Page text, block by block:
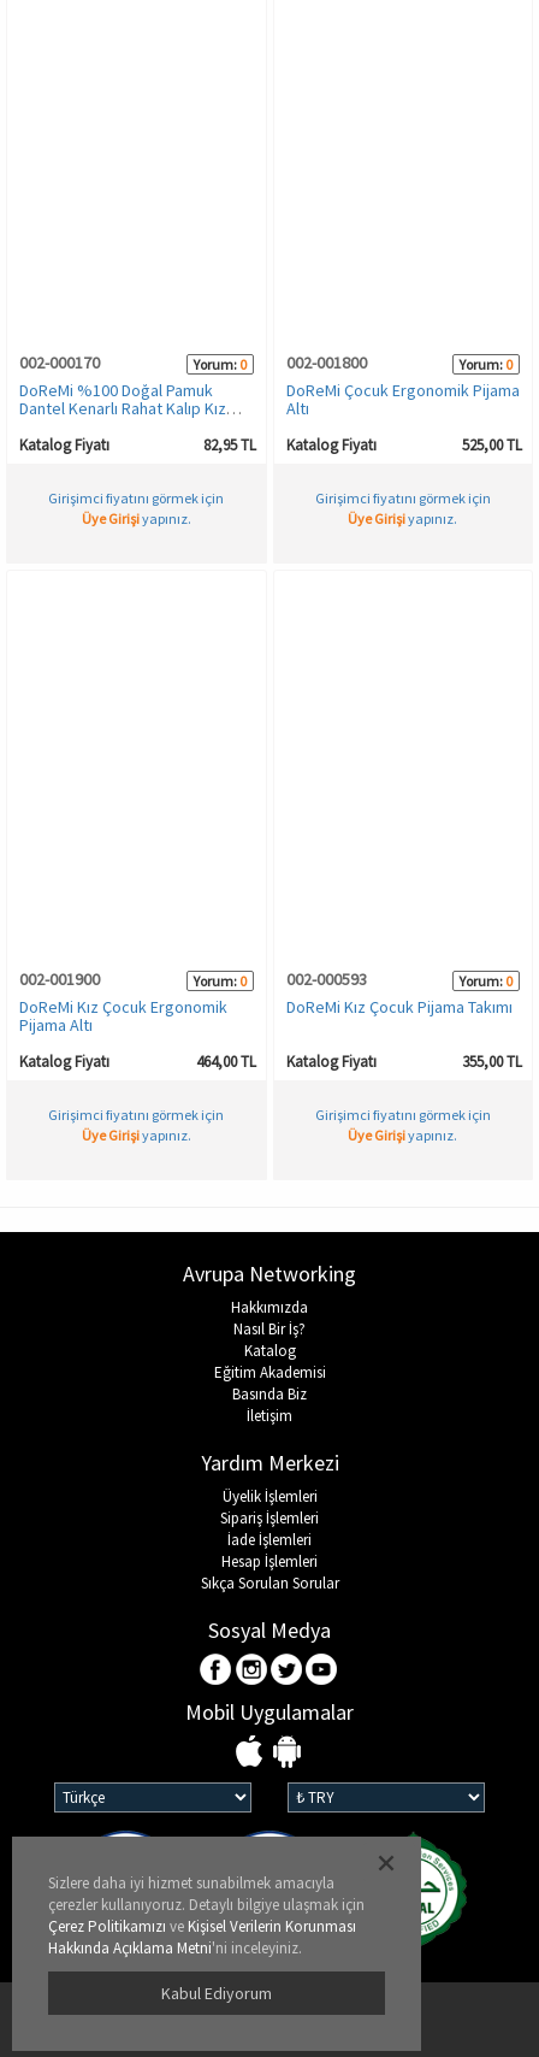
Sizlere daha iyi hizmet sunabilmek amacıyla
çerezler kullanıyoruz. Detaylı bilgiye ulaşmak için
Çerez Politikamızı ve Kişisel Verilerin Korunması
Hakkında Açıklama Metni'ni inceleyiniz.
Kabul Ediyorum
002-000170 Yorum: 0
DoReMi %100 Doğal Pamuk
Dantel Kenarlı Rahat Kalıp Kız
Katalog Fiyatı 82,95 TL
Girişimci fiyatını görmek için
Üye Girişiyapınız.
002-001800 Yorum: 0
DoReMi Çocuk Ergonomik Pijama
Altı
Katalog Fiyatı 525,00 TL
Girişimci fiyatını görmek için
Üye Girişiyapınız.
002-001900 Yorum: 0
DoReMi Kız Çocuk Ergonomik
Pijama Altı
Katalog Fiyatı 464,00 TL
Girişimci fiyatını görmek için
Üye Girişiyapınız.
002-000593 Yorum: 0
DoReMi Kız Çocuk Pijama Takımı
Katalog Fiyatı 355,00 TL
Girişimci fiyatını görmek için
Üye Girişiyapınız.
Avrupa Networking
Hakkımızda
Nasıl Bir İş?
Katalog
Eğitim Akademisi
Basında Biz
İletişim
Yardım Merkezi
Üyelik İşlemleri
Sipariş İşlemleri
İade İşlemleri
Hesap İşlemleri
Sıkça Sorulan Sorular
Sosyal Medya
Mobil Uygulamalar
Kullanım Koşulları